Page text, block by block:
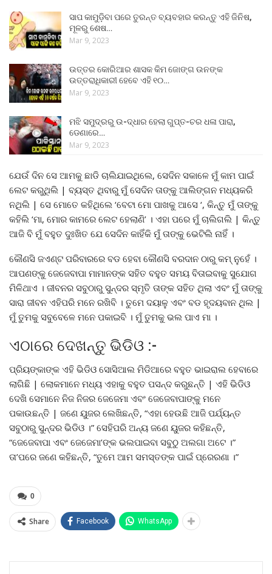
ସାପ କାମୁଡ଼ିବା ପରେ ତୁରନ୍ତ ବ୍ୟବହାର କରନ୍ତୁ ଏହି ଜିନିଷ,
ମୂଳରୁ ଶେଷ…
Mar 9, 2023
ଉତ୍ତର କୋରିଆର ଶାସକ କିମ ଜୋଙ୍ଗ ଉନଙ୍କ
ଉତ୍ତରାଧିକାରୀ ହେବେ ଏହି ୧୦…
Mar 9, 2023
ମଝି ସମୁଦ୍ରରୁ ଉ-ଦ୍ଧାର ହେଲା ଗୁପ୍ତ-ଚର ଧଳା ପାରା,
ଡେଣାରେ…
Mar 9, 2023
ଯେଉଁ ଦିନ ସେ ଆମକୁ ଛାଡି ଚାଲିଯାଇଥିଲେ, ସେଦିନ ସକାଳେ ମୁଁ କାମ ପାଇଁ
ଲେଟ କରୁଥିଲି | ବ୍ୟସ୍ତ ଥିବାରୁ ମୁଁ ସେଦିନ ତାଙ୍କୁ ଆଲିଙ୍ଗନ ମଧ୍ୟକରି
ନଥିଲି | ସେ ମୋତେ କହିଥିଲେ ‘ବେଟା ମୋ ପାଖକୁ ଆସେ ‘, କିନ୍ତୁ ମୁଁ ତାଙ୍କୁ
କହିଲି ‘ମା, ମୋର କାମରେ ଲେଟ ହେଲାଣି’ । ଏହା ପରେ ମୁଁ ଚାଲିଗଲି | କିନ୍ତୁ
ଆଜି ବି ମୁଁ ବହୁତ ଦୁଃଖିତ ଯେ ସେଦିନ କାହିଁକି ମୁଁ ତାଙ୍କୁ ଭେଟିଲି ନାହିଁ ।
କୌଣସି ଜଏଣ୍ଟ ପରିବାରରେ ବଡ ହେବା କୌଣସି ବରଦାନ ଠାରୁ କମ୍ ନୁହେଁ ।
ଆପଣଙ୍କୁ ଜେଜେବାପା ମାମାନଙ୍କ ସହିତ ବହୁତ ସମୟ ବିତାଇବାକୁ ସୁଯୋଗ
ମିଳିଥାଏ । ଜୀବନର ସବୁଠାରୁ ସୁନ୍ଦର ସ୍ମୃତି ତାଙ୍କ ସହିତ ଥିଲା ଏବଂ ମୁଁ ତାଙ୍କୁ
ସାରା ଜୀବନ ଏହିପରି ମନେ ରଖିବି । ତୁମେ ଦୟାଳୁ ଏବଂ ବଡ ହୃଦୟବାନ ଥିଲ |
ମୁଁ ତୁମକୁ ସବୁବେଳେ ମନେ ପକାଇବି । ମୁଁ ତୁମକୁ ଭଲ ପାଏ ମା ।
ଏଠାରେ ଦେଖନ୍ତୁ ଭିଡିଓ :-
ପ୍ରିୟଙ୍କାଙ୍କ ଏହି ଭିଡିଓ ସୋସିଆଲ ମିଡିଆରେ ବହୁତ ଭାଇରାଲ ହେବାରେ
ଲାଗିଛି | ଲୋକମାନେ ମଧ୍ୟ ଏହାକୁ ବହୁତ ପସନ୍ଦ କରୁଛନ୍ତି | ଏହି ଭିଡିଓ
ଦେଖି ସେମାନେ ନିଜ ନିଜର ଜେଜେମା ଏବଂ ଜେଜେବାପାଙ୍କୁ ମନେ
ପକାଉଛନ୍ତି | ଜଣେ ୟୁଜର ଲେଖିଛନ୍ତି, “ଏହା ହେଉଛି ଆଜି ପର୍ଯ୍ୟନ୍ତ
ସବୁଠାରୁ ସୁନ୍ଦର ଭିଡିଓ ।” ସେହିପରି ଅନ୍ୟ ଜଣେ ୟୁଜର କହିଛନ୍ତି,
“ଜେଜେବାପା ଏବଂ ଜେଜେମା’ଙ୍କ ଭଲପାଇବା ସବୁଠୁ ଅଲଗା ଅଟେ ।”
ତା’ପରେ ଜଣେ କହିଛନ୍ତି, “ତୁମେ ଆମ ସମସ୍ତଙ୍କ ପାଇଁ ପ୍ରେରଣା ।”
0
Share Facebook WhatsApp